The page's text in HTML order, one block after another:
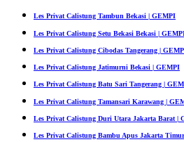
Les Privat Calistung Tambun Bekasi | GEMPI
Les Privat Calistung Setu Bekasi Bekasi |
Les Privat Calistung Cibodas Tangerang |
Les Privat Calistung Jatimurni Bekasi | GEMPI
Les Privat Calistung Batu Sari Tangerang |
Les Privat Calistung Tamansari Karawang |
Les Privat Calistung Duri Utara Jakarta Barat |
Les Privat Calistung Bambu Apus Jakarta